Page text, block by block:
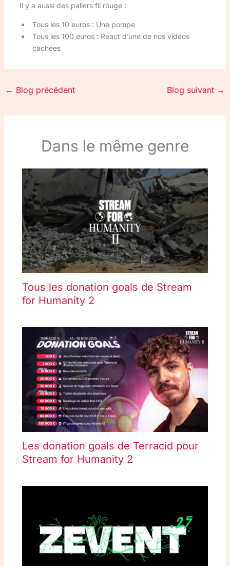
Il y a aussi des paliers fil rouge :
Tous les 10 euros : Une pompe
Tous les 100 euros : React d’une de nos vidéos
cachées
← Blog précédent Blog suivant →
Dans le même genre
Tous les donation goals de Stream
for Humanity 2
Les donation goals de Terracid pour
Stream for Humanity 2